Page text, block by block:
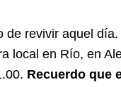
de revivir aquel
local en Río, en
Recuerdo que